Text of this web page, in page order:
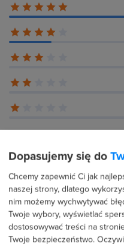
7 lipca 2026
Nicole Majewicz
Dopasujemy się do
Chcemy zapewnić Ci jak
naszej strony, dlatego
nim możemy wychwytywać
Twoje wybory, wyświetlać
dostosowywać treści na
Twoje bezpieczeństwo.